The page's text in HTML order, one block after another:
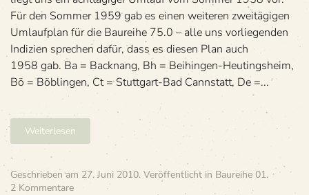
Für den Som­mer 1959 gab es einen wei­te­ren zwei­tä­gi­gen
Umlauf­plan für die Bau­reihe 75.0 – alle uns vor­lie­gen­den
Indi­zien spre­chen dafür, dass es die­sen Plan auch
1958 gab. Ba = Back­nang, Bh = Bei­hin­gen-Heu­tings­heim,
Bö = Böb­lin­gen, Ct = Stutt­gart-Bad Cannstatt, De =...
Weiterlesen
Geschrieben am 27. Juni 2010. Veröffentlicht in Baureihe 01.
2 Kommentarezu